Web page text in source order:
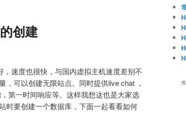
创建
速度也很快，与国内虚拟主机速度差别不
可以创建无限站点。同时提供live chat ，
第一时间响应等。这样我想这也是大家选
时要创建一个数据库，下面一起看看如何